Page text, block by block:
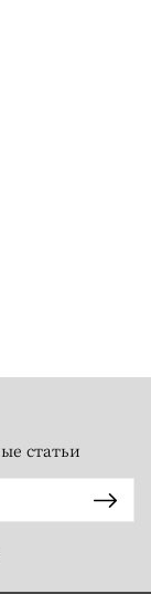
статьи